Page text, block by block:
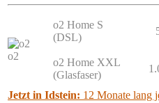
o2
o2 Home S
(DSL)
o2 Home XXL
(Glasfaser)
Jetzt in Idstein: 12 Monate lang